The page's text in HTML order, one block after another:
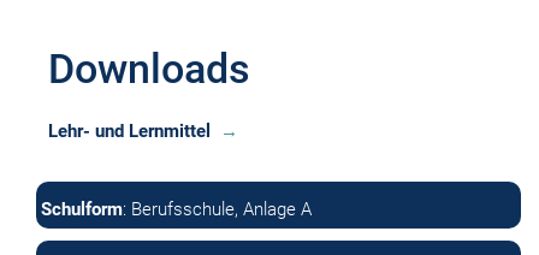
Downloads
Lehr- und Lernmittel
Schulform: Berufsschule, Anlage A